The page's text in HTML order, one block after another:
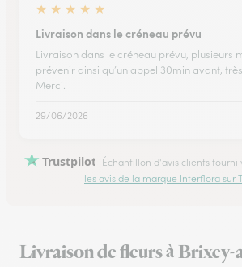
★ ★ ★ ★ ★
Livraison dans le créneau prévu
Livraison dans le créneau prévu, plusieurs
prévenir ainsi qu’un appel 30min avant,
Merci.
29/06/2026
Trustpilot Échantillon d'avis clients fourni
les avis de la marque Interflora sur
Livraison de fleurs à Brixey-